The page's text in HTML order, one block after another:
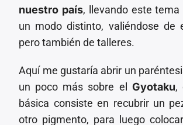
nuestro país, llevando este tema
un modo distinto, valiéndose de
pero también de talleres.
Aquí me gustaría abrir un
un poco más sobre el Gyotaku,
básica consiste en recubrir un
otro pigmento, para luego